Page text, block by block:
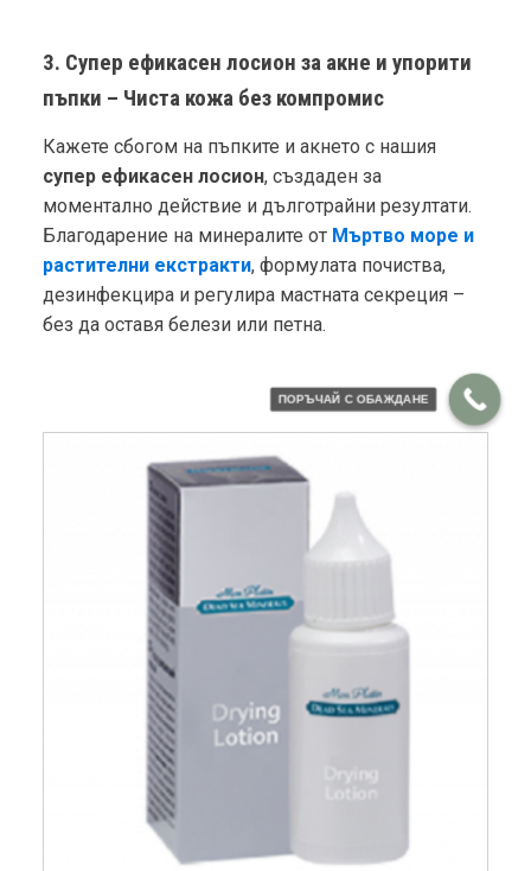
3. Супер ефикасен лосион за акне и упорити
пъпки – Чиста кожа без компромис
Кажете сбогом на пъпките и акнето с нашия
супер ефикасен лосион, създаден за
моментално действие и дълготрайни резултати.
Благодарение на минералите от Мъртво море и
растителни екстракти, формулата почиства,
дезинфекцира и регулира мастната секреция –
без да оставя белези или петна.
ПОРЪЧАЙ С ОБАЖДАНЕ